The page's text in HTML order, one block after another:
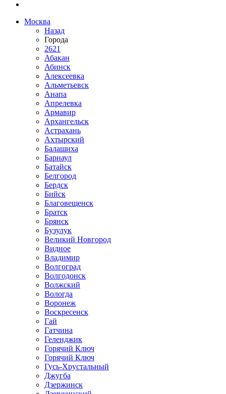
Москва
Назад
Города
2621
Абакан
Абинск
Алексеевка
Альметьевск
Анапа
Апрелевка
Армавир
Архангельск
Астрахань
Ахтырский
Балашиха
Барнаул
Батайск
Белгород
Бердск
Бийск
Благовещенск
Братск
Брянск
Бузулук
Великий Новгород
Видное
Владимир
Волгоград
Волгодонск
Волжский
Вологда
Воронеж
Воскресенск
Гай
Гатчина
Геленджик
Горячий Ключ
Горячий Ключ
Гусь-Хрустальный
Джугба
Дзержинск